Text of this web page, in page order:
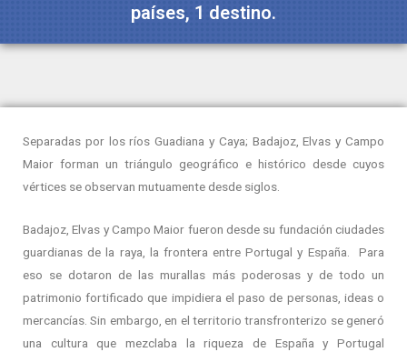
países, 1 destino.
Separadas por los ríos Guadiana y Caya; Badajoz, Elvas y Campo
Maior forman un triángulo geográfico e histórico desde cuyos
vértices se observan mutuamente desde siglos.
Badajoz, Elvas y Campo Maior fueron desde su fundación ciudades
guardianas de la raya, la frontera entre Portugal y España. Para
eso se dotaron de las murallas más poderosas y de todo un
patrimonio fortificado que impidiera el paso de personas, ideas o
mercancías. Sin embargo, en el territorio transfronterizo se generó
una cultura que mezclaba la riqueza de España y Portugal